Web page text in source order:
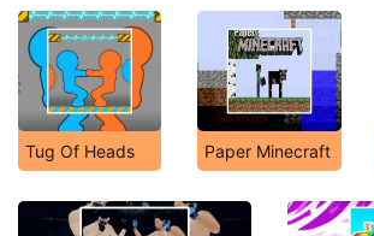
Tug Of Heads Paper Minecraft